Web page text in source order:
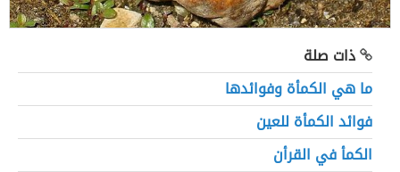
ذات صلة
ما هي الكمأة وفوائدها
فوائد الكمأة للعين
الكمأ في القرأن